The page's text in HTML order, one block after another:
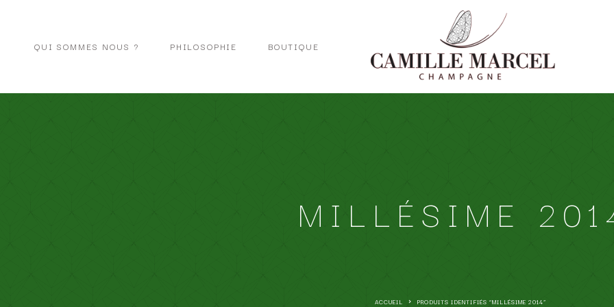
QUI SOMMES NOUS ? PHILOSOPHIE BOUTIQUE
MILLÉSIME
ACCUEIL PRODUITS IDENTIFIÉS “MILLÉSIME 2014”